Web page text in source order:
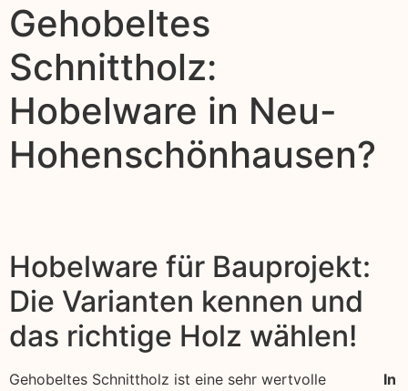
Gehobeltes
Schnittholz:
Hobelware in Neu-
Hohenschönhausen?
Hobelware für Bauprojekt:
Die Varianten kennen und
das richtige Holz wählen!
Gehobeltes Schnittholz ist eine sehr wertvolle
In